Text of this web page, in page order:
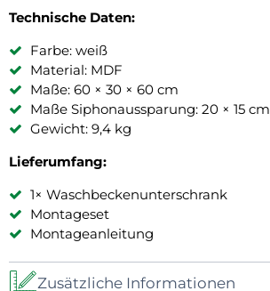
Technische Daten:
Farbe: weiß
Material: MDF
Maße: 60 × 30 × 60 cm
Maße Siphonaussparung: 20 × 15 cm
Gewicht: 9,4 kg
Lieferumfang:
1× Waschbeckenunterschrank
Montageset
Montageanleitung
Zusätzliche Informationen